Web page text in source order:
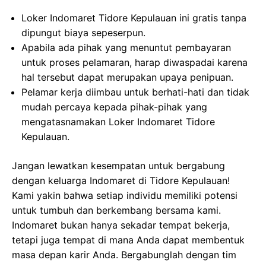
Loker Indomaret Tidore Kepulauan ini gratis tanpa
dipungut biaya sepeserpun.
Apabila ada pihak yang menuntut pembayaran
untuk proses pelamaran, harap diwaspadai karena
hal tersebut dapat merupakan upaya penipuan.
Pelamar kerja diimbau untuk berhati-hati dan tidak
mudah percaya kepada pihak-pihak yang
mengatasnamakan Loker Indomaret Tidore
Kepulauan.
Jangan lewatkan kesempatan untuk bergabung
dengan keluarga Indomaret di Tidore Kepulauan!
Kami yakin bahwa setiap individu memiliki potensi
untuk tumbuh dan berkembang bersama kami.
Indomaret bukan hanya sekadar tempat bekerja,
tetapi juga tempat di mana Anda dapat membentuk
masa depan karir Anda. Bergabunglah dengan tim